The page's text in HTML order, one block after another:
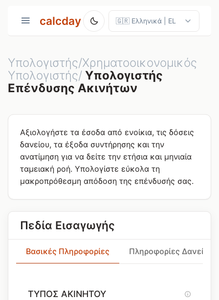
calcday
Υπολογιστής/Χρηματοοικονομικός
Υπολογιστής/ Υπολογιστής
Επένδυσης Ακινήτων
Αξιολογήστε τα έσοδα από ενοίκια, τις δόσεις
δανείου, τα έξοδα συντήρησης και την
ανατίμηση για να δείτε την ετήσια και μηνιαία
ταμειακή ροή. Υπολογίστε εύκολα τη
μακροπρόθεσμη απόδοση της επένδυσής σας.
Πεδία Εισαγωγής
Βασικές Πληροφορίες Πληροφορίες Δανείου
ΤΎΠΟΣ ΑΚΙΝΉΤΟΥ